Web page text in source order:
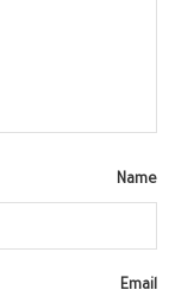
Name
Email